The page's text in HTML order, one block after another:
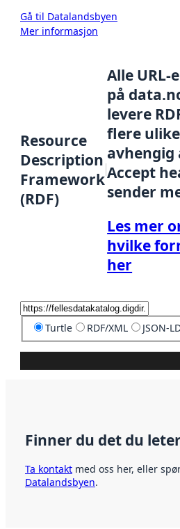
Gå til Datalandsbyen
Mer informasjon
Resource
Description
Framework
(RDF)
Alle URL-
på
levere
flere
avhengig
Accept
sender
Les mer
hvilke
her
Turtle RDF/XML JSON-
Finner du det du
Ta kontakt med oss her, eller
Datalandsbyen.